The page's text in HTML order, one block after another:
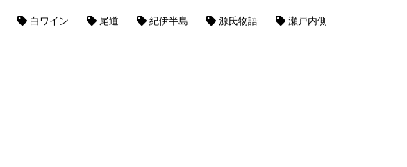
白ワイン 尾道 紀伊半島 源氏物語 瀬戸内側